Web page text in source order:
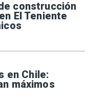
construcción
El Teniente
en Chile:
máximos